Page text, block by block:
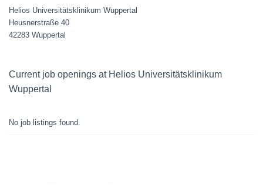
Helios Universitätsklinikum Wuppertal
Heusnerstraße 40
42283 Wuppertal
Current job openings at Helios Universitätsklinikum
Wuppertal
No job listings found.